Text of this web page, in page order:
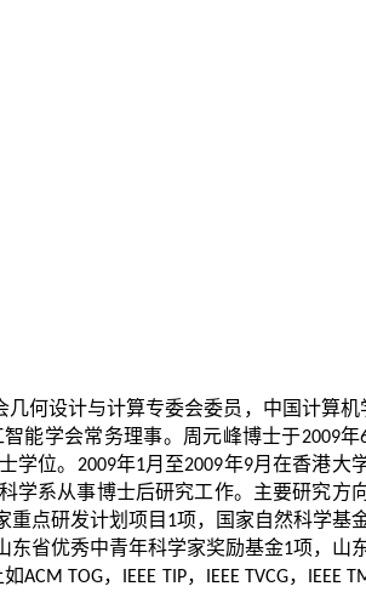
何设计与计算专委会委员，中国计算机
能学会常务理事。周元峰博士于2009年
学位。 2009年1月至2009年9月在香港大
学系从事博士后研究工作。主要研究方
重点研发计划项目 1项，国家自然科学基
东省优秀中青年科学家奖励基金1项，山
如ACM TOG， IEEE TIP， IEEE TVCG，
IEEE